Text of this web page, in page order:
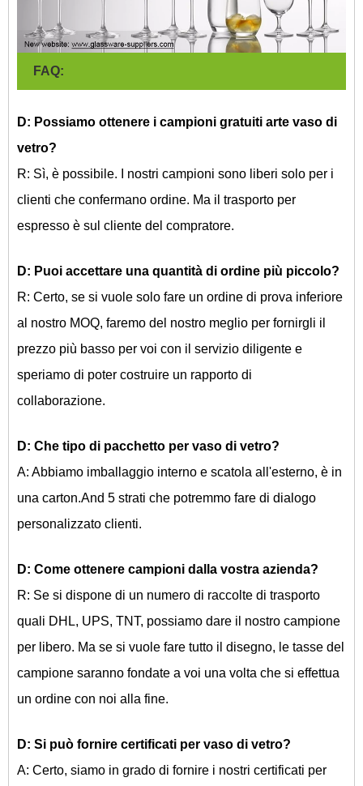
FAQ:
D: Possiamo ottenere i campioni gratuiti arte vaso di
vetro?
R: Sì, è possibile. I nostri campioni sono liberi solo per i
clienti che confermano ordine. Ma il trasporto per
espresso è sul cliente del compratore.
D: Puoi accettare una quantità di ordine più piccolo?
R: Certo, se si vuole solo fare un ordine di prova inferiore
al nostro MOQ, faremo del nostro meglio per fornirgli il
prezzo più basso per voi con il servizio diligente e
speriamo di poter costruire un rapporto di
collaborazione.
D: Che tipo di pacchetto per vaso di vetro?
A: Abbiamo imballaggio interno e scatola all'esterno, è in
una carton.And 5 strati che potremmo fare di dialogo
personalizzato clienti.
D: Come ottenere campioni dalla vostra azienda?
R: Se si dispone di un numero di raccolte di trasporto
quali DHL, UPS, TNT, possiamo dare il nostro campione
per libero. Ma se si vuole fare tutto il disegno, le tasse del
campione saranno fondate a voi una volta che si effettua
un ordine con noi alla fine.
D: Si può fornire certificati per vaso di vetro?
A: Certo, siamo in grado di fornire i nostri certificati per